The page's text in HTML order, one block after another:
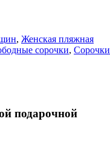
, Женская пляжная
сорочки, Сорочки
подарочной